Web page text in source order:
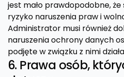
jest mało prawdopodobne, że
ryzyko naruszenia praw i
Administrator musi również
naruszenia ochrony danych
podjęte w związku z nimi
6. Prawa osób,